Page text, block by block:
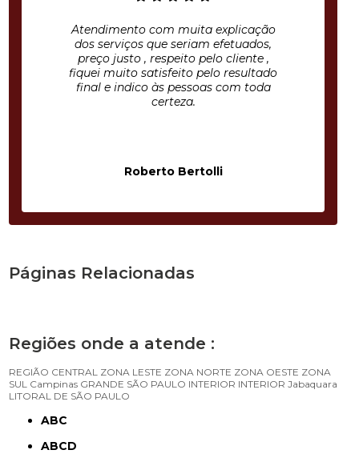
Atendimento com muita explicação
dos serviços que seriam efetuados,
preço justo , respeito pelo cliente ,
fiquei muito satisfeito pelo resultado
final e indico às pessoas com toda
certeza.
Roberto Bertolli
Páginas Relacionadas
Regiões onde a atende :
REGIÃO CENTRAL ZONA LESTE ZONA NORTE ZONA OESTE ZONA
SUL Campinas GRANDE SÃO PAULO INTERIOR INTERIOR Jabaquara
LITORAL DE SÃO PAULO
ABC
ABCD